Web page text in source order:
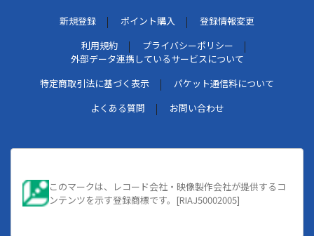
新規登録 ポイント購入
登録情報変更
利用規約
プライバシーポリシー
外部データ連携しているサービスについて
特定商取引法に基づく表示
パケット通信料について
よくある質問
お問い合わせ
このマークは、レコード会社・映像製作会社が提供するコ
ンテンツを示す登録商標です。[RIAJ50002005]